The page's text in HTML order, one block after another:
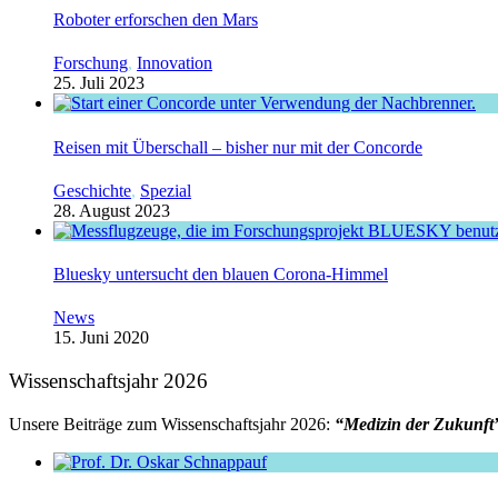
Roboter erforschen den Mars
Forschung, Innovation
25. Juli 2023
Reisen mit Überschall – bisher nur mit der Concorde
Geschichte, Spezial
28. August 2023
Bluesky untersucht den blauen Corona-Himmel
News
15. Juni 2020
Wissenschaftsjahr 2026
Unsere Beiträge zum Wissenschaftsjahr 2026: “Medizin der